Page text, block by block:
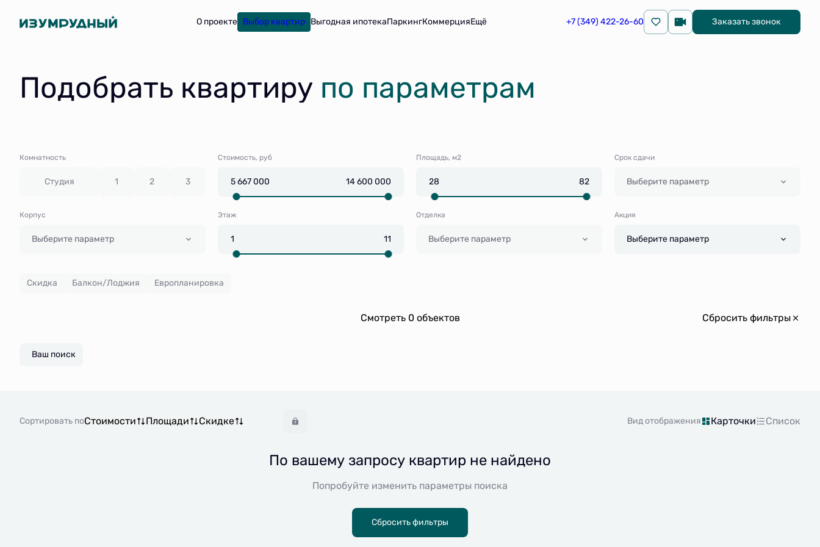
О проекте Выбор квартир ПаркингКоммерцияЕщё +7 (349) 422-26-60 Заказать звонок
Подобрать квартиру по параметрам
Комнатность
Студия 1 2 3
Стоимость, руб Площадь, м2 Срок сдачи
Выберите параметр
Корпус
Выберите параметр
Этаж Отделка
Выберите параметр
Акция
Выберите параметр
Скидка Балкон/Лоджия Европланировка
Смотреть 0 объектов Сбросить фильтры
Ваш поиск
Сортировать поСтоимости Площади Скидке Вид отображения Карточки Список
По вашему запросу квартир не найдено
Попробуйте изменить параметры поиска
Сбросить фильтры